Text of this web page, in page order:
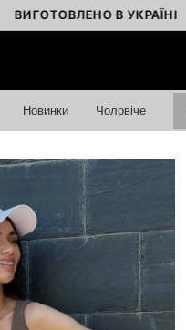
В УКРАЇНІ
Новинки Чоловіче